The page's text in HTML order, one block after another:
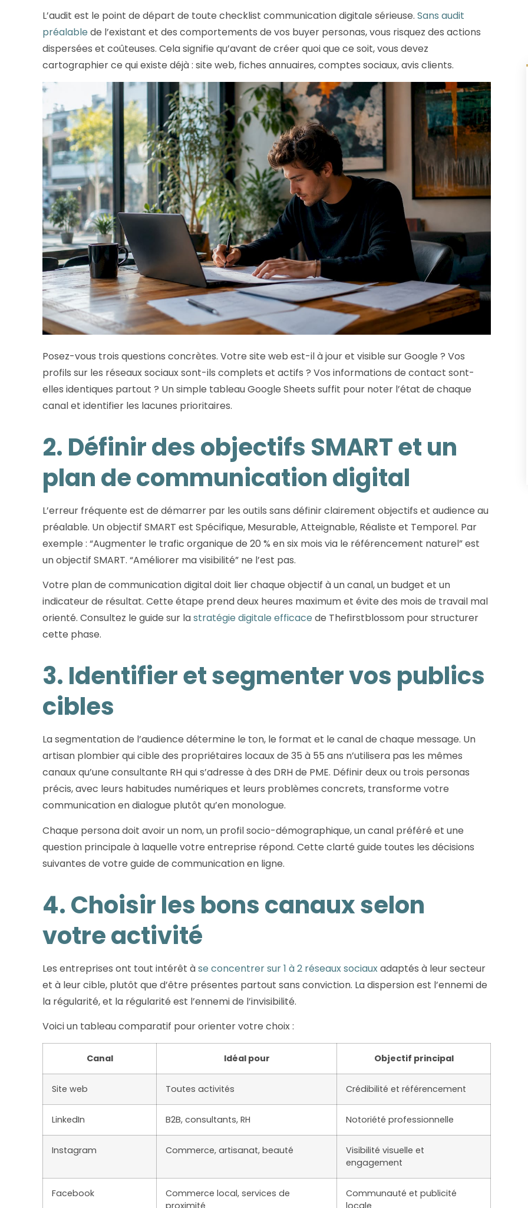
L’audit est le point de départ de toute checklist communication digitale sérieuse. Sans audit
préalable de l’existant et des comportements de vos buyer personas, vous risquez des actions
dispersées et coûteuses. Cela signifie qu’avant de créer quoi que ce soit, vous devez
cartographier ce qui existe déjà : site web, fiches annuaires, comptes sociaux, avis clients.
Posez-vous trois questions concrètes. Votre site web est-il à jour et visible sur Google ? Vos
profils sur les réseaux sociaux sont-ils complets et actifs ? Vos informations de contact sont-
elles identiques partout ? Un simple tableau Google Sheets suffit pour noter l’état de chaque
canal et identifier les lacunes prioritaires.
2. Définir des objectifs SMART et un
plan de communication digital
L’erreur fréquente est de démarrer par les outils sans définir clairement objectifs et audience au
préalable. Un objectif SMART est Spécifique, Mesurable, Atteignable, Réaliste et Temporel. Par
exemple : “Augmenter le trafic organique de 20 % en six mois via le référencement naturel” est
un objectif SMART. “Améliorer ma visibilité” ne l’est pas.
Votre plan de communication digital doit lier chaque objectif à un canal, un budget et un
indicateur de résultat. Cette étape prend deux heures maximum et évite des mois de travail mal
orienté. Consultez le guide sur lastratégie digitale efficace de Thefirstblossom pour structurer
cette phase.
3. Identifier et segmenter vos publics
cibles
La segmentation de l’audience détermine le ton, le format et le canal de chaque message. Un
artisan plombier qui cible des propriétaires locaux de 35 à 55 ans n’utilisera pas les mêmes
canaux qu’une consultante RH qui s’adresse à des DRH de PME. Définir deux ou trois personas
précis, avec leurs habitudes numériques et leurs problèmes concrets, transforme votre
communication en dialogue plutôt qu’en monologue.
Chaque persona doit avoir un nom, un profil socio-démographique, un canal préféré et une
question principale à laquelle votre entreprise répond. Cette clarté guide toutes les décisions
suivantes de votre guide de communication en ligne.
4. Choisir les bons canaux selon
votre activité
Les entreprises ont tout intérêt àse concentrer sur 1 à 2 réseaux sociauxadaptés à leur secteur
et à leur cible, plutôt que d’être présentes partout sans conviction. La dispersion est l’ennemi de
la régularité, et la régularité est l’ennemi de l’invisibilité.
Voici un tableau comparatif pour orienter votre choix :
Canal Idéal pour Objectif principal
Site web Toutes activités Crédibilité et référencement
LinkedIn B2B, consultants, RH Notoriété professionnelle
Instagram Commerce, artisanat, beauté
Visibilité visuelle et
engagement
Facebook
Commerce local, services de
Communauté et publicité